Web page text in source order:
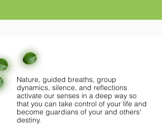
Nature, guided breaths, group
dynamics, silence, and reflections
activate our senses in a deep way so
that you can take control of your life and
become guardians of your and others'
destiny.